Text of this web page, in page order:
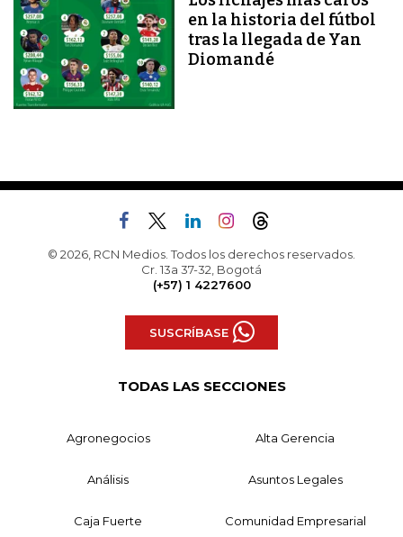
en la historia del fútbol
tras la llegada de Yan
Diomandé
© 2026, RCN Medios. Todos los derechos reservados.
Cr. 13a 37-32, Bogotá
(+57) 1 4227600
SUSCRÍBASE
TODAS LAS SECCIONES
Agronegocios Alta Gerencia
Análisis Asuntos Legales
Caja Fuerte Comunidad Empresarial